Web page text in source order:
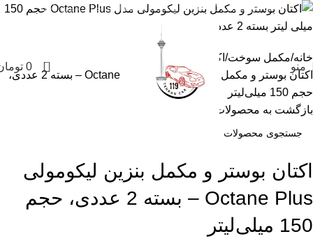
تمامی محصولات این فروشگاه به ضمانت اصالت می باشد
منو 0
0
خانه مکمل سوخت اکتان بوستر
اکتان بوستر و مکمل بنزین لیکومولی Octane Plus – بسته 2 عددی،
حجم 150 میلی‌لیتر
بازگشت به محصولات
اکتان بوستر و مکمل بنزین لیکومولی
Octane Plus – بسته 2 عددی، حجم
150 میلی‌لیتر